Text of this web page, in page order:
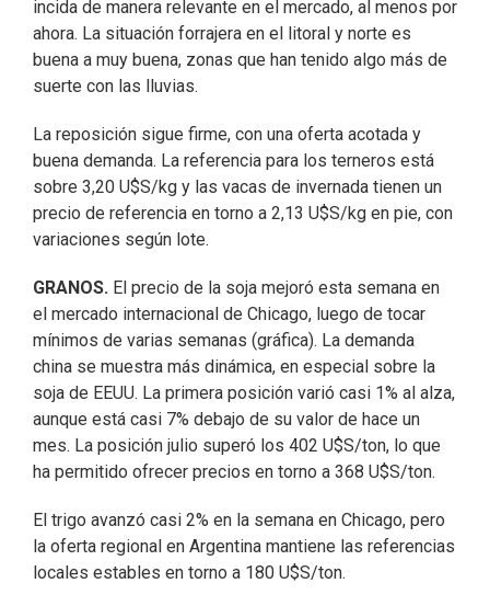
incida de manera relevante en el mercado, al menos por
ahora. La situación forrajera en el litoral y norte es
buena a muy buena, zonas que han tenido algo más de
suerte con las lluvias.
La reposición sigue firme, con una oferta acotada y
buena demanda. La referencia para los terneros está
sobre 3,20 U$S/kg y las vacas de invernada tienen un
precio de referencia en torno a 2,13 U$S/kg en pie, con
variaciones según lote.
GRANOS. El precio de la soja mejoró esta semana en
el mercado internacional de Chicago, luego de tocar
mínimos de varias semanas (gráfica). La demanda
china se muestra más dinámica, en especial sobre la
soja de EEUU. La primera posición varió casi 1% al alza,
aunque está casi 7% debajo de su valor de hace un
mes. La posición julio superó los 402 U$S/ton, lo que
ha permitido ofrecer precios en torno a 368 U$S/ton.
El trigo avanzó casi 2% en la semana en Chicago, pero
la oferta regional en Argentina mantiene las referencias
locales estables en torno a 180 U$S/ton.